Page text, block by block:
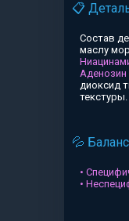
📋
Состав
маслу
Аденозин
диоксид
текстуры.
💦
•
•